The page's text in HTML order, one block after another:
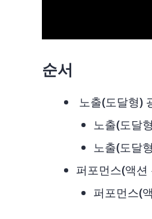
순서
노출(도달형)
노출(도달
노출(도달
퍼포먼스(액션
퍼포먼스(